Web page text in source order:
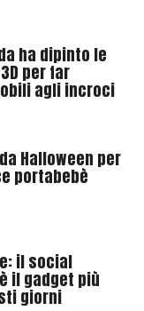
ha dipinto le
per far
agli incroci
Halloween per
portabebè
il social
il gadget più
giorni